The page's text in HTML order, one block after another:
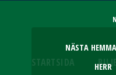
NÄSTA
HERR
STARTSIDA